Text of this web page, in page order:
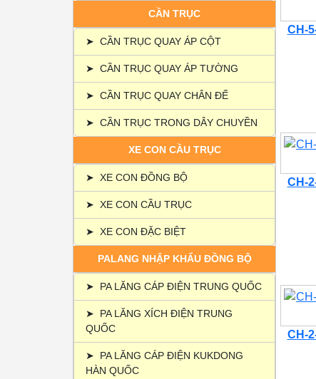
CẦN TRỤC
➤ CẦN TRỤC QUAY ÁP CỘT
➤ CẦN TRỤC QUAY ÁP TƯỜNG
➤ CẦN TRỤC QUAY CHÂN ĐẾ
➤ CẦN TRỤC TRONG DÂY CHUYỀN
XE CON CẦU TRỤC
➤ XE CON ĐỒNG BỘ
➤ XE CON CẦU TRỤC
➤ XE CON ĐẶC BIỆT
PALANG NHẬP KHẨU ĐỒNG BỘ
➤ PA LĂNG CÁP ĐIỆN TRUNG QUỐC
➤
PA LĂNG XÍCH ĐIỆN TRUNG
QUỐC
➤
PA LĂNG CÁP ĐIỆN KUKDONG
HÀN QUỐC
CH-
CH-
CH-